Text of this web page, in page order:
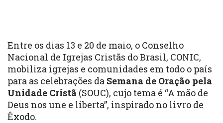
Entre os dias 13 e 20 de maio, o Conselho
Nacional de Igrejas Cristãs do Brasil, CONIC,
mobiliza igrejas e comunidades em todo o país
para as celebrações da Semana de Oração pela
Unidade Cristã (SOUC), cujo tema é “A mão de
Deus nos une e liberta”, inspirado no livro de
Êxodo.